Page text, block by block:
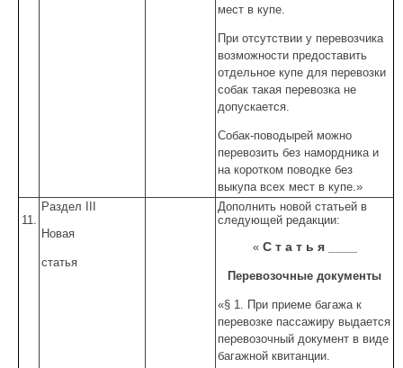
мест в купе.
При отсутствии у перевозчика
возможности предоставить
отдельное купе для перевозки
собак такая перевозка не
допускается.
Собак-поводырей можно
перевозить без намордника и
на коротком поводке без
выкупа всех мест в купе.»
11.
Раздел III
Новая
статья
Дополнить новой статьей в
следующей редакции:
« С т а т ь я ____
Перевозочные документы
«§ 1. При приеме багажа к
перевозке пассажиру выдается
перевозочный документ в виде
багажной квитанции.